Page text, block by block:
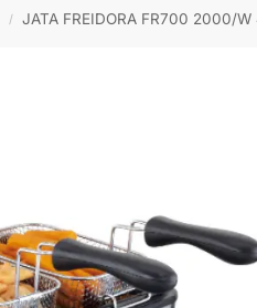
/ JATA FREIDORA FR700 2000/